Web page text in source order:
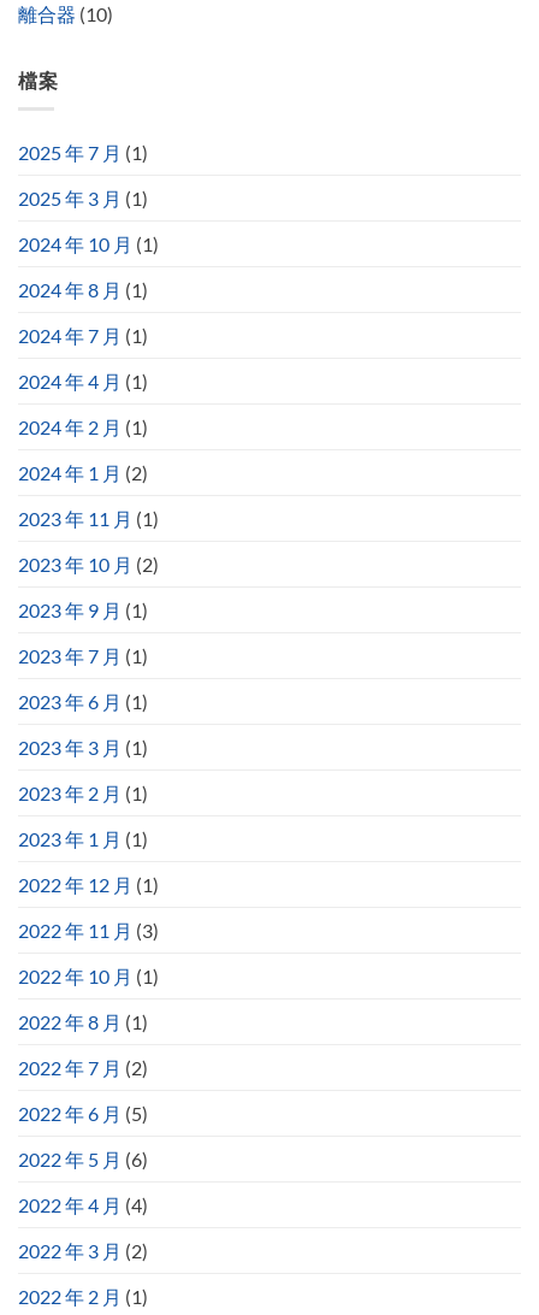
離合器 (10)
檔案
2025 年 7 月 (1)
2025 年 3 月 (1)
2024 年 10 月 (1)
2024 年 8 月 (1)
2024 年 7 月 (1)
2024 年 4 月 (1)
2024 年 2 月 (1)
2024 年 1 月 (2)
2023 年 11 月 (1)
2023 年 10 月 (2)
2023 年 9 月 (1)
2023 年 7 月 (1)
2023 年 6 月 (1)
2023 年 3 月 (1)
2023 年 2 月 (1)
2023 年 1 月 (1)
2022 年 12 月 (1)
2022 年 11 月 (3)
2022 年 10 月 (1)
2022 年 8 月 (1)
2022 年 7 月 (2)
2022 年 6 月 (5)
2022 年 5 月 (6)
2022 年 4 月 (4)
2022 年 3 月 (2)
2022 年 2 月 (1)